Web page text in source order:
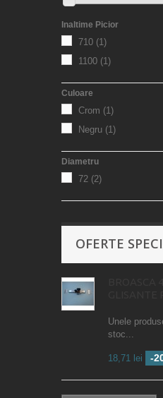
Inaltime Picior
710 (1)
1100 (1)
Culoare
Crom (1)
Negru (1)
Diametru
72 (2)
OFERTE
Unele
stoc...
18,71 lei -